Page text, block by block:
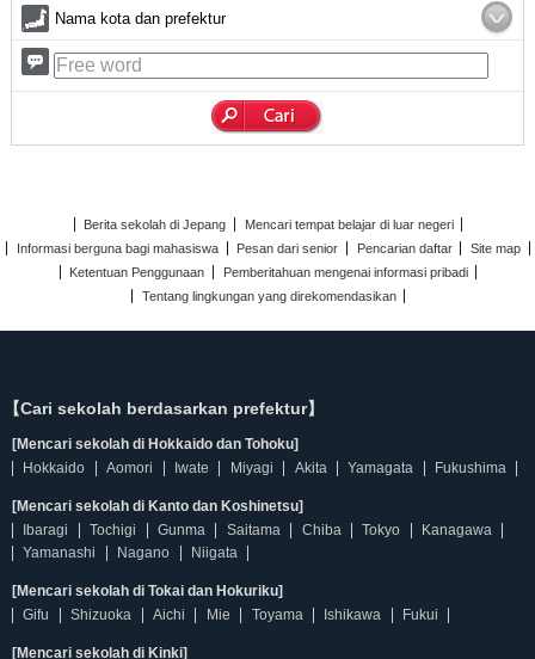
Nama kota dan prefektur
Berita sekolah di Jepang
Mencari tempat belajar di luar negeri
Informasi berguna bagi mahasiswa
Pesan dari senior Pencarian daftar
Site map
Ketentuan Penggunaan
Pemberitahuan mengenai informasi pribadi
Tentang lingkungan yang direkomendasikan
【Cari sekolah berdasarkan prefektur】
[Mencari sekolah di Hokkaido dan Tohoku]
Hokkaido
Aomori Iwate Miyagi Akita Yamagata Fukushima
[Mencari sekolah di Kanto dan Koshinetsu]
Ibaragi
Tochigi Gunma Saitama Chiba Tokyo
Kanagawa
Yamanashi
Nagano Niigata
[Mencari sekolah di Tokai dan Hokuriku]
Gifu
Shizuoka Aichi Mie Toyama Ishikawa Fukui
[Mencari sekolah di Kinki]